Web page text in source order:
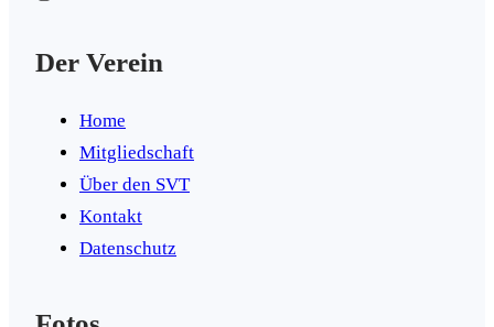
Der Verein
Home
Mitgliedschaft
Über den SVT
Kontakt
Datenschutz